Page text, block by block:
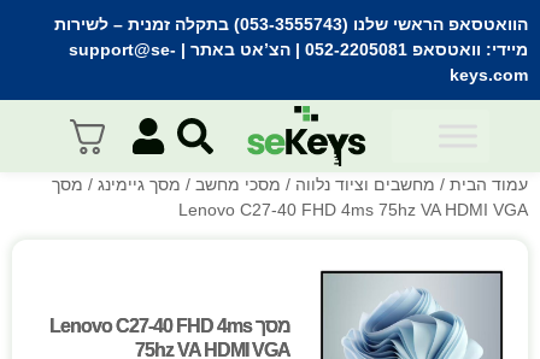
הוואטסאפ הראשי שלנו (053-3555743) בתקלה זמנית
– לשירות
מיידי: וואטסאפ 052-2205081 | הצ’אט באתר | support@se-
keys.com
עמוד הבית / מחשבים וציוד נלווה / מסכי מחשב / מסך גיימינג / מסך
Lenovo C27-40 FHD 4ms 75hz VA HDMI VGA
מסך Lenovo C27-40 FHD 4ms
75hz VA HDMI VGA
מסך Lenovo C27-40 FHD 4ms
75hz VA HDMI VGA